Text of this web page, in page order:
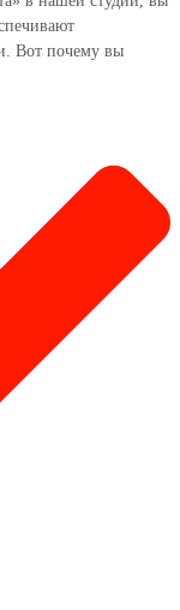
Вот почему вы